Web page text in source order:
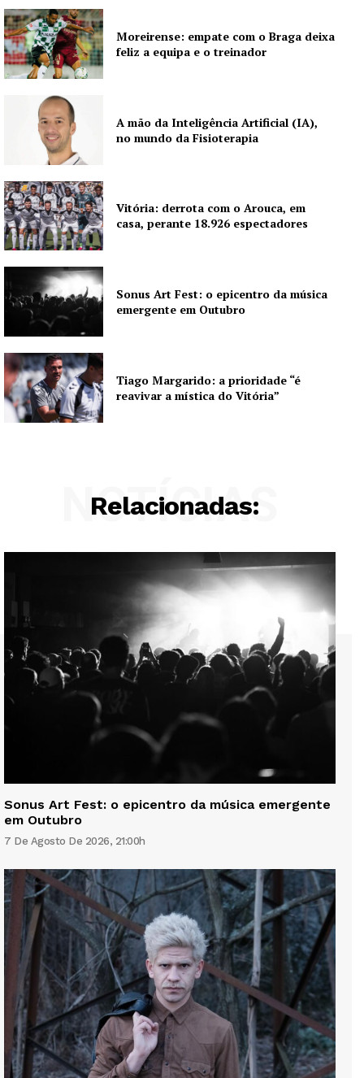
Institucional
Artigos
Edição Digital
Grande Entrevista
Publicidade
Quero ser Assinante
Moreirense: empate com o Braga deixa
feliz a equipa e o treinador
A mão da Inteligência Artificial (IA),
no mundo da Fisioterapia
Vitória: derrota com o Arouca, em
casa, perante 18.926 espectadores
Sonus Art Fest: o epicentro da música
emergente em Outubro
Tiago Margarido: a prioridade “é
reavivar a mística do Vitória”
Relacionadas:
NOTÍCIAS
Sonus Art Fest: o epicentro da música emergente
em Outubro
7 De Agosto De 2026, 21:00h